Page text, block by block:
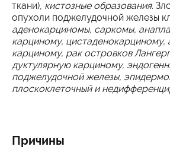
ткани), кистозные образования.
опухоли поджелудочной железы
аденокарциномы, саркомы,
карциному, цистаденокарциному,
карциному, рак островков
дуктулярную карциному,
поджелудочной железы,
плоскоклеточный и
Причины